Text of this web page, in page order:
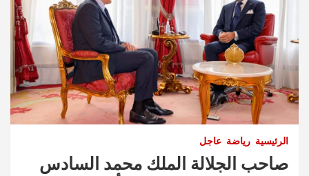
الرئيسية رياضة عاجل
صاحب الجلالة الملك محمد السادس